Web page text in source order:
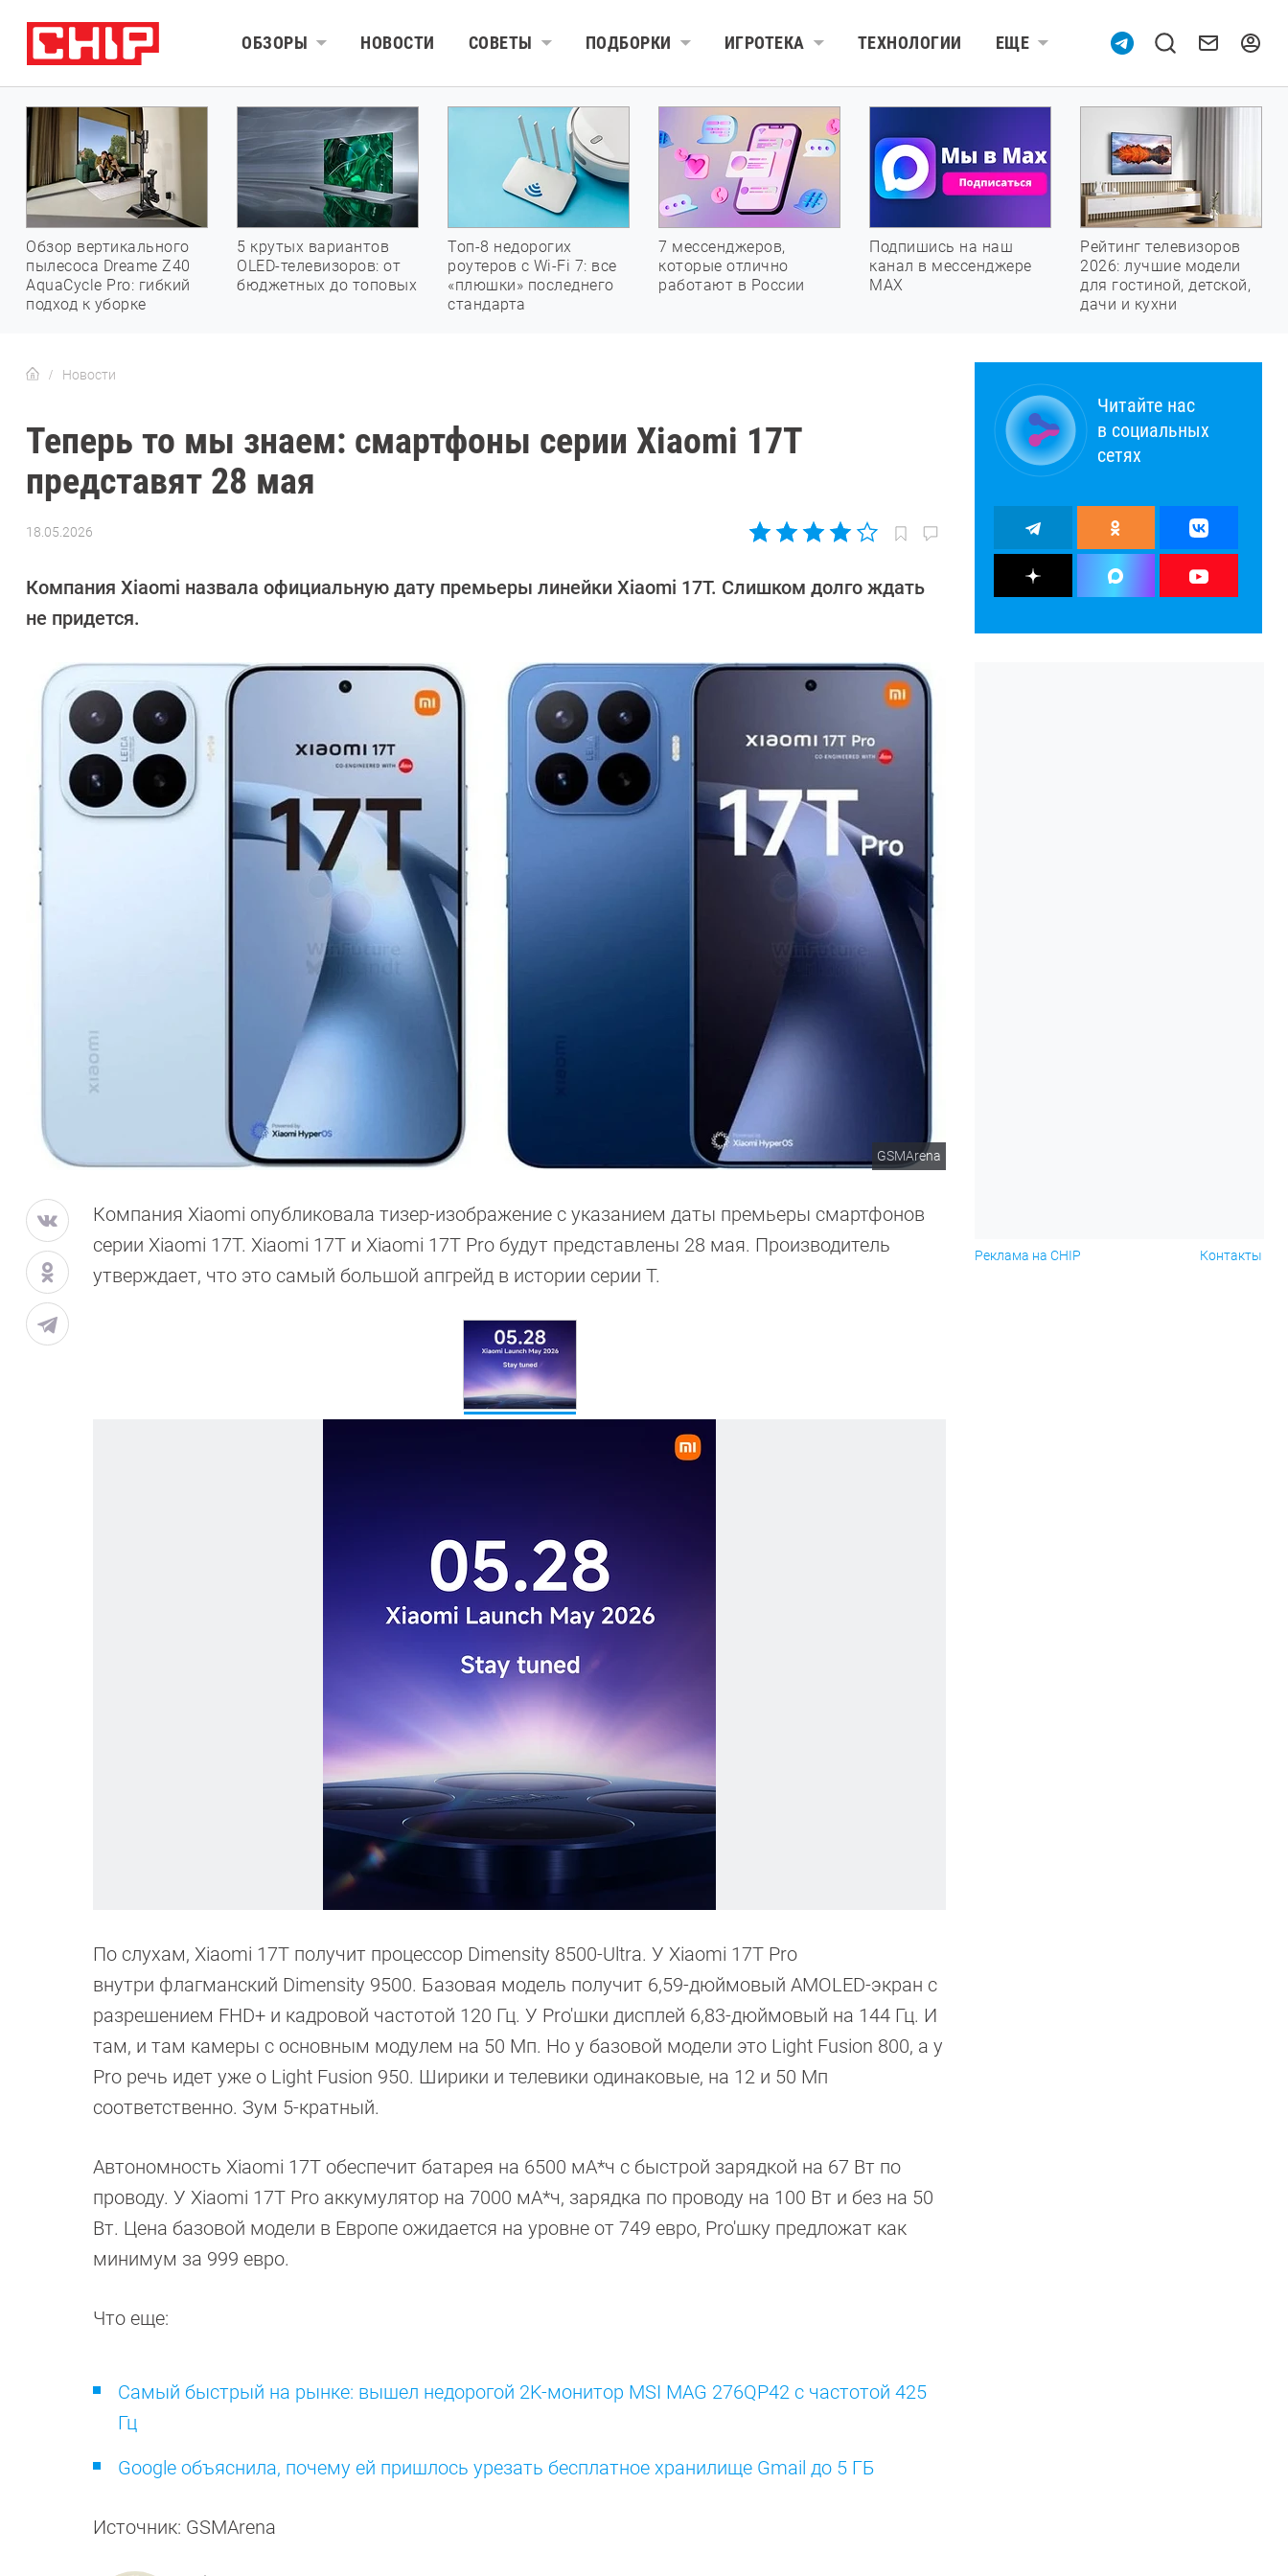
ОБЗОРЫ НОВОСТИ СОВЕТЫ ПОДБОРКИ ИГРОТЕКА ТЕХНОЛОГИИ ЕЩЕ
Обзор вертикального
пылесоса Dreame Z40
AquaCycle Pro: гибкий
подход к уборке
5 крутых вариантов
OLED-телевизоров: от
бюджетных до топовых
Топ-8 недорогих
роутеров с Wi-Fi 7: все
«плюшки» последнего
стандарта
7 мессенджеров,
которые отлично
работают в России
Подпишись на наш
канал в мессенджере
МАХ
Рейтинг телевизоров
2026: лучшие модели
для гостиной, детской,
дачи и кухни
Новости
Теперь то мы знаем: смартфоны серии Xiaomi 17T
представят 28 мая
18.05.2026
Калашников
Компания Xiaomi назвала официальную дату премьеры линейки Xiaomi 17T. Слишком долго ждать
не придется.
GSMArena
Компания Xiaomi опубликовала тизер-изображение с указанием даты премьеры смартфонов
серии Xiaomi 17T. Xiaomi 17T и Xiaomi 17T Pro будут представлены 28 мая. Производитель
утверждает, что это самый большой апгрейд в истории серии T.
По слухам, Xiaomi 17T получит процессор Dimensity 8500-Ultra. У Xiaomi 17T Pro
внутри флагманский Dimensity 9500. Базовая модель получит 6,59-дюймовый AMOLED-экран с
разрешением FHD+ и кадровой частотой 120 Гц. У Pro'шки дисплей 6,83-дюймовый на 144 Гц. И
там, и там камеры с основным модулем на 50 Мп. Но у базовой модели это Light Fusion 800, а у
Pro речь идет уже о Light Fusion 950. Ширики и телевики одинаковые, на 12 и 50 Мп
соответственно. Зум 5-кратный.
Автономность Xiaomi 17T обеспечит батарея на 6500 мА*ч с быстрой зарядкой на 67 Вт по
проводу. У Xiaomi 17T Pro аккумулятор на 7000 мА*ч, зарядка по проводу на 100 Вт и без на 50
Вт. Цена базовой модели в Европе ожидается на уровне от 749 евро, Pro'шку предложат как
минимум за 999 евро.
Что еще:
Самый быстрый на рынке: вышел недорогой 2K-монитор MSI MAG 276QP42 с частотой 425
Гц
Google объяснила, почему ей пришлось урезать бесплатное хранилище Gmail до 5 ГБ
Источник: GSMArena
Читайте нас
в социальных
сетях
Реклама на CHIP Контакты